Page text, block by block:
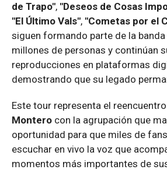
de Trapo", "Deseos de Cosas
"El Último Vals", "Cometas por el
siguen formando parte de la
millones de personas y continúan
reproducciones en plataformas
demostrando que su legado
Este tour representa el
Montero con la agrupación que
oportunidad para que miles de
escuchar en vivo la voz que
momentos más importantes de